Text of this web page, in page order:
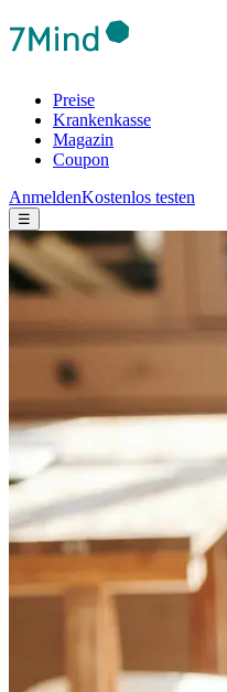
Preise
Krankenkasse
Magazin
Coupon
AnmeldenKostenlos testen
☰